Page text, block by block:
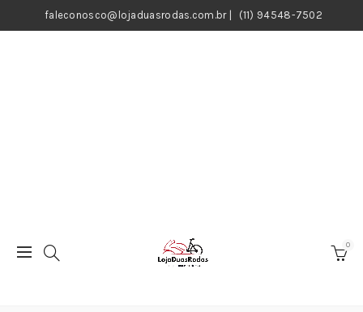
faleconosco@lojaduasrodas.com.br| (11) 94548-7502
0